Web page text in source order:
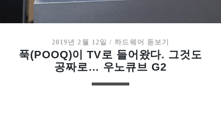
2019년 2월 12일 /하드웨어 돋보기
푹(POOQ)이 TV로 들어왔다. 그것도
공짜로… 우노큐브 G2